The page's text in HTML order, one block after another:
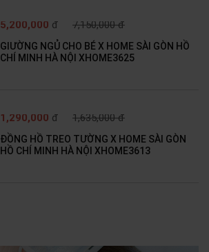
5,200,000 đ 7,150,000 đ
GIƯỜNG NGỦ CHO BÉ X HOME SÀI GÒN HỒ
CHÍ MINH HÀ NỘI XHOME3625
1,290,000 đ 1,635,000 đ
ĐỒNG HỒ TREO TƯỜNG X HOME SÀI GÒN
HỒ CHÍ MINH HÀ NỘI XHOME3613